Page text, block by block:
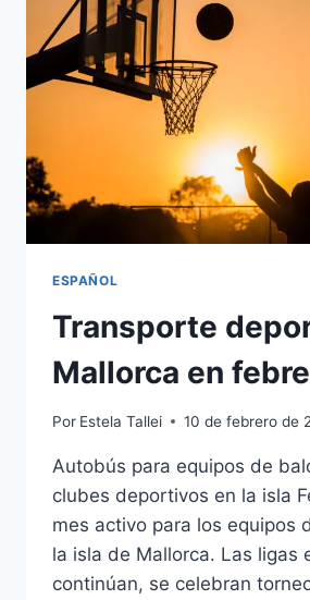
ESPAÑOL
Transporte
Mallorca en
Por Estela Tallei 10 de febrero de
Autobús para equipos de
clubes deportivos en la isla
mes activo para los equipos
la isla de Mallorca. Las ligas
continúan, se celebran